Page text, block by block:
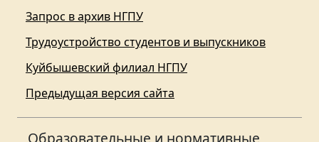
Запрос в архив НГПУ
Трудоустройство студентов и выпускников
Куйбышевский филиал НГПУ
Предыдущая версия сайта